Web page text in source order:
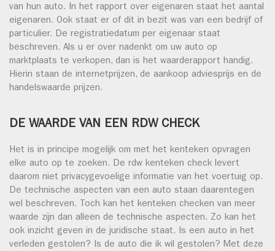
van hun auto. In het rapport over eigenaren staat het aantal
eigenaren. Ook staat er of dit in bezit was van een bedrijf of
particulier. De registratiedatum per eigenaar staat
beschreven. Als u er over nadenkt om uw auto op
marktplaats te verkopen, dan is het waarderapport handig.
Hierin staan de internetprijzen, de aankoop adviesprijs en de
handelswaarde prijzen.
DE WAARDE VAN EEN RDW CHECK
Het is in principe mogelijk om met het kenteken opvragen
elke auto op te zoeken. De rdw kenteken check levert
daarom niet privacygevoelige informatie van het voertuig op.
De technische aspecten van een auto staan daarentegen
wel beschreven. Toch kan het kenteken checken van meer
waarde zijn dan alleen de technische aspecten. Zo kan het
ook inzicht geven in de juridische staat. Is een auto in het
verleden gestolen? Is de auto die ik wil gestolen? Met deze